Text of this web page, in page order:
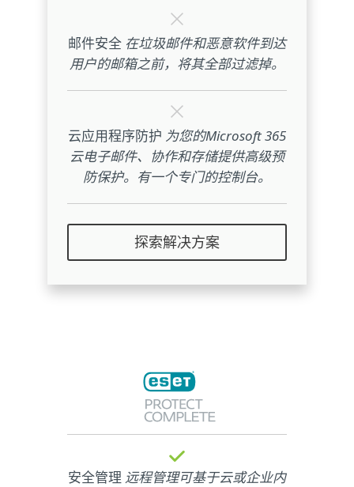
邮件安全 在垃圾邮件和恶意软件到达
用户的邮箱之前，将其全部过滤掉。
云应用程序防护 为您的Microsoft 365
云电子邮件、协作和存储提供高级预
防保护。有一个专门的控制台。
探索解决方案
安全管理 远程管理可基于云或企业内